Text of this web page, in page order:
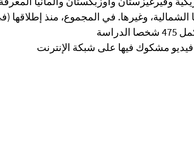
مشكوك فيها على شبكة الإنترنت